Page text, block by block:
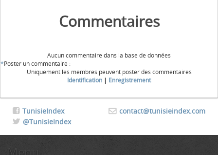
Commentaires
Aucun commentaire dans la base de données
*Poster un commentaire :
Uniquement les membres peuvent poster des commentaires
Identification | Enregistrement
contact@tunisieindex.com
TunisieIndex
@TunisieIndex